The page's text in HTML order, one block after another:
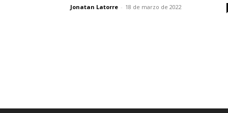
Jonatan Latorre - 18 de marzo de 2022